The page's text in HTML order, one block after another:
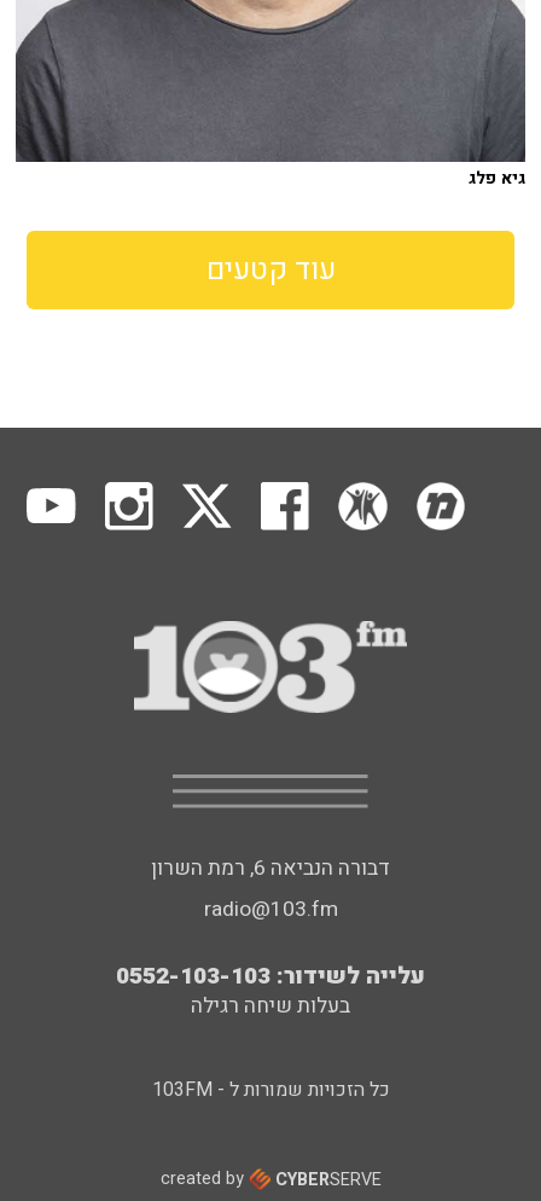
גיא פלג
עוד קטעים
דבורה הנביאה 6, רמת השרון
radio@103.fm
עלייה לשידור: 0552-103-103
בעלות שיחה רגילה
כל הזכויות שמורות ל - 103FM
created by CYBERSERVE